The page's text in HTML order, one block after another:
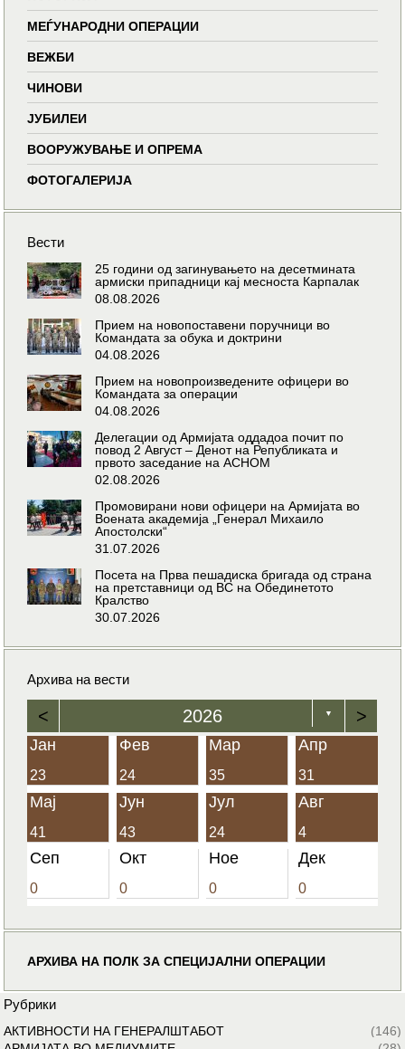
МЕЃУНАРОДНИ ОПЕРАЦИИ
ВЕЖБИ
ЧИНОВИ
ЈУБИЛЕИ
ВООРУЖУВАЊЕ И ОПРЕМА
ФОТОГАЛЕРИЈА
Вести
25 години од загинувањето на десетмината
армиски припадници кај месноста Карпалак
08.08.2026
Прием на новопоставени поручници во
Командата за обука и доктрини
04.08.2026
Прием на новопроизведените офицери во
Командата за операции
04.08.2026
Делегации од Армијата оддадоа почит по
повод 2 Август – Денот на Републиката и
првото заседание на АСНОМ
02.08.2026
Промовирани нови офицери на Армијата во
Воената академија „Генерал Михаило
Апостолски“
31.07.2026
Посета на Прва пешадиска бригада од страна
на претставници од ВС на Обединетото
Кралство
30.07.2026
Архива на вести
< 2026 ▼ >
Јан
23
Фев
24
Мар
35
Апр
31
Мај
41
Јун
43
Јул
24
Авг
4
Сеп
0
Окт
0
Ное
0
Дек
0
АРХИВА НА ПОЛК ЗА СПЕЦИЈАЛНИ ОПЕРАЦИИ
Рубрики
АКТИВНОСТИ НА ГЕНЕРАЛШТАБОТ
(146)